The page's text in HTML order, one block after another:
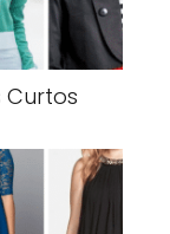
Curtos